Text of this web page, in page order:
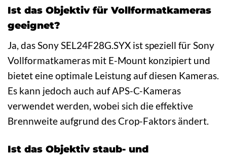
Ist das Objektiv für Vollformatkameras
geeignet?
Ja, das Sony SEL24F28G.SYX ist speziell für Sony
Vollformatkameras mit E-Mount konzipiert und
bietet eine optimale Leistung auf diesen Kameras.
Es kann jedoch auch auf APS-C-Kameras
verwendet werden, wobei sich die effektive
Brennweite aufgrund des Crop-Faktors ändert.
Ist das Objektiv staub- und